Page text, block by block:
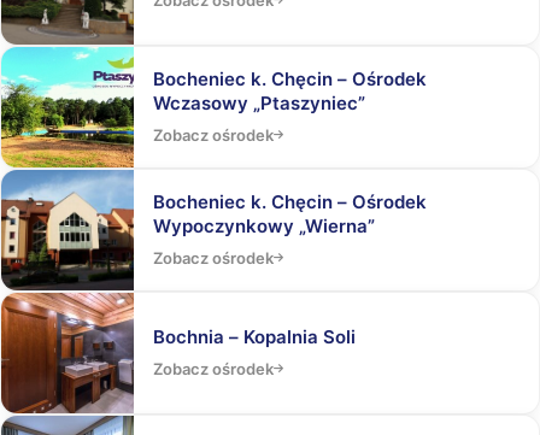
Bocheniec k. Chęcin – Ośrodek
Wczasowy „Ptaszyniec”
Zobacz ośrodek
Bocheniec k. Chęcin – Ośrodek
Wypoczynkowy „Wierna”
Zobacz ośrodek
Bochnia – Kopalnia Soli
Zobacz ośrodek